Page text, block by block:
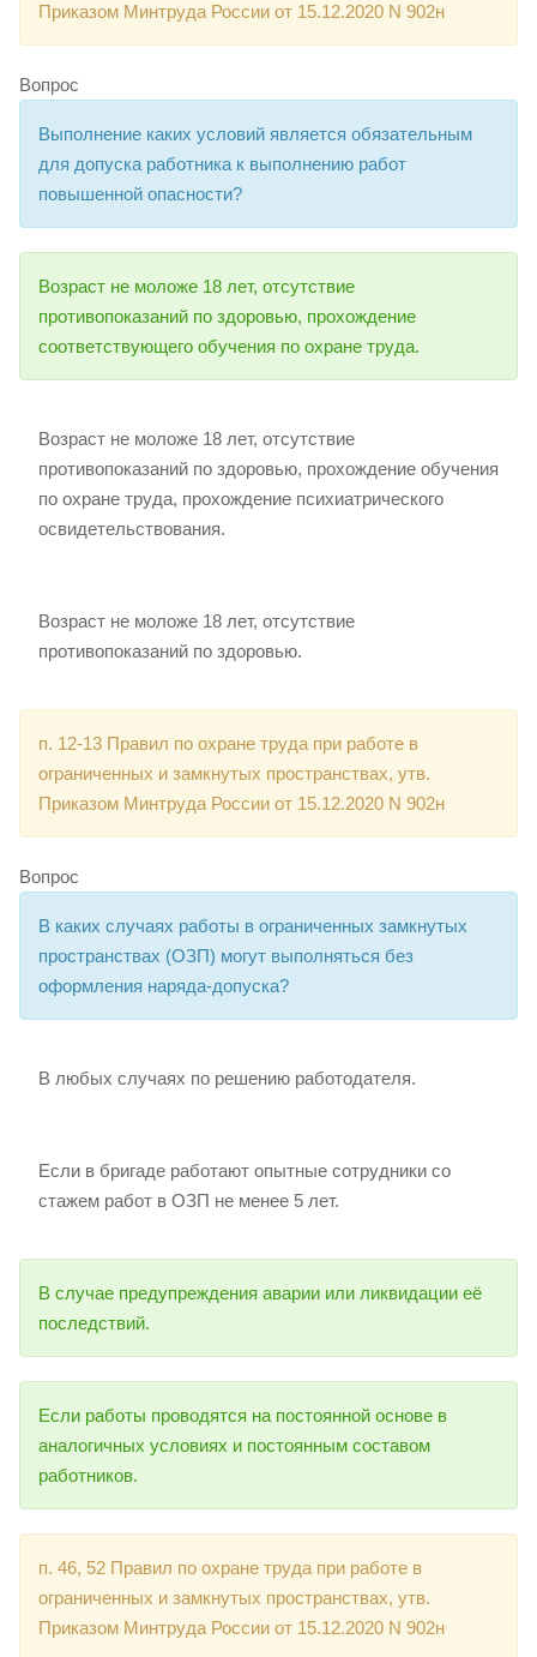
Приказом Минтруда России от 15.12.2020 N 902н
Вопрос
Выполнение каких условий является обязательным
для допуска работника к выполнению работ
повышенной опасности?
Возраст не моложе 18 лет, отсутствие
противопоказаний по здоровью, прохождение
соответствующего обучения по охране труда.
Возраст не моложе 18 лет, отсутствие
противопоказаний по здоровью, прохождение обучения
по охране труда, прохождение психиатрического
освидетельствования.
Возраст не моложе 18 лет, отсутствие
противопоказаний по здоровью.
п. 12-13 Правил по охране труда при работе в
ограниченных и замкнутых пространствах, утв.
Приказом Минтруда России от 15.12.2020 N 902н
Вопрос
В каких случаях работы в ограниченных замкнутых
пространствах (ОЗП) могут выполняться без
оформления наряда-допуска?
В любых случаях по решению работодателя.
Если в бригаде работают опытные сотрудники со
стажем работ в ОЗП не менее 5 лет.
В случае предупреждения аварии или ликвидации её
последствий.
Если работы проводятся на постоянной основе в
аналогичных условиях и постоянным составом
работников.
п. 46, 52 Правил по охране труда при работе в
ограниченных и замкнутых пространствах, утв.
Приказом Минтруда России от 15.12.2020 N 902н